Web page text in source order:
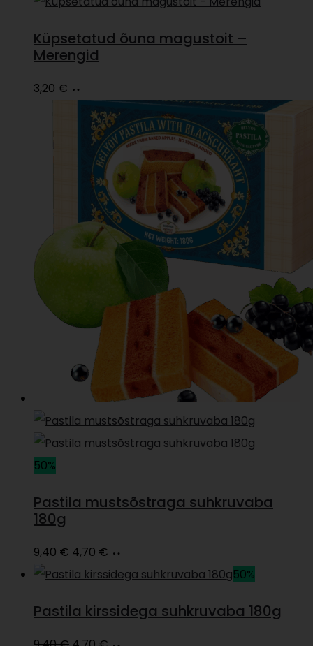
Küpsetatud õuna magustoit –
Merengid
3,20 €
korvi
50%
Pastila mustsõstraga suhkruvaba
180g
9,40€ Algne
hind
9,40 €.
4,70 € Current
price
4,70 €.
korvi
50%
Pastila kirssidega suhkruvaba 180g